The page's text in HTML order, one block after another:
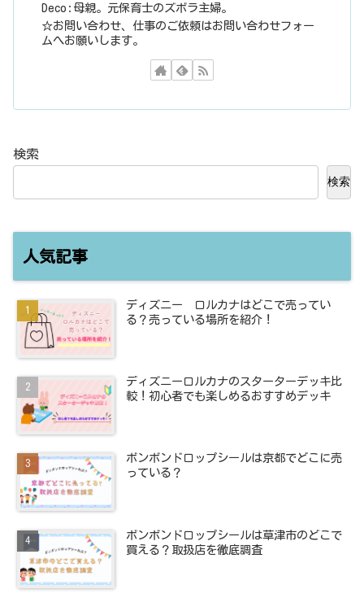
Deco:母親。元保育士のズボラ主婦。
☆お問い合わせ、仕事のご依頼はお問い合わせフォー
ムへお願いします。
検索
検索
人気記事
ディズニー ロルカナはどこで売ってい
る？売っている場所を紹介！
ディズニーロルカナのスターターデッキ比
較！初心者でも楽しめるおすすめデッキ
ボンボンドロップシールは京都でどこに売
っている？
ボンボンドロップシールは草津市のどこで
買える？取扱店を徹底調査